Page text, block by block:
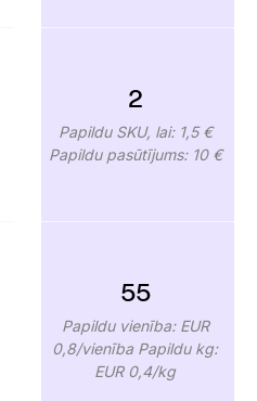
2
Papildu SKU, lai: 1,5 €
Papildu pasūtījums: 10 €
55
Papildu vienība: EUR
0,8/vienība Papildu kg:
EUR 0,4/kg